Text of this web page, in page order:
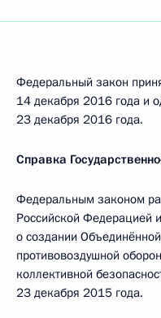
Федеральный закон
14 декабря 2016 года и
23 декабря 2016 года.
Справка
Федеральным законом
Российской Федерацией
о создании
противовоздушной
коллективной
23 декабря 2015 года.